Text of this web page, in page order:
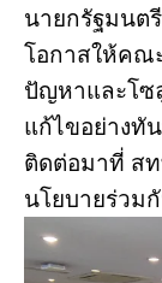
นายกรัฐมนต
โอกาสให้คณ
ปัญหาและโซ
แก้ไขอย่างทั
ติดต่อมาที่ ส
นโยบายร่วม